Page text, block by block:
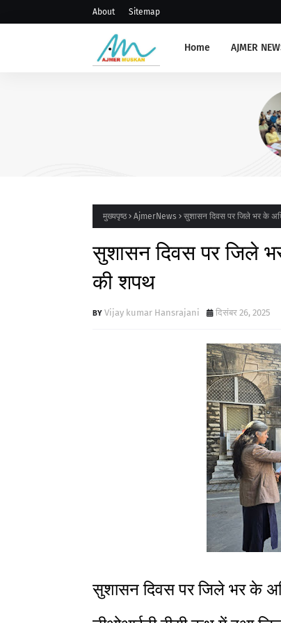
About Sitemap
Home AJMER
संभाग स्तरीय प्राचार्य,
मुख्यपृष्ठ AjmerNews सुशासन दिवस पर जिले भर के
सुशासन दिवस पर जिले
की शपथ
Vijay kumar Hansrajani दिसंबर 26, 2025
सुशासन दिवस पर जिले भर के